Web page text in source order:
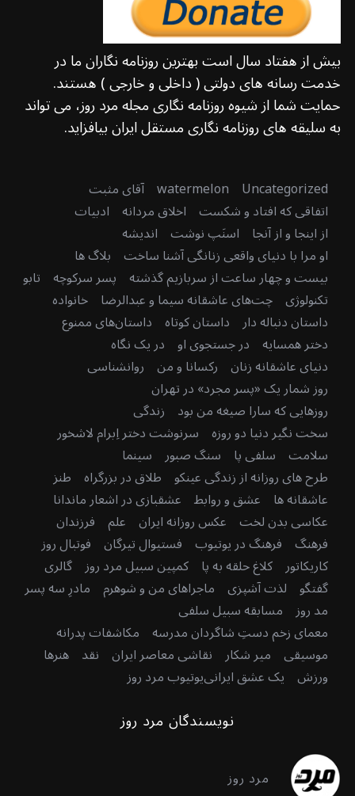
بیش از هفتاد سال است بهترین روزنامه نگاران ما در
خدمت رسانه های دولتی ( داخلی و خارجی ) هستند.
حمایت شما از شیوه روزنامه نگاری مجله مرد روز، می تواند
به سلیقه های روزنامه نگاری مستقل ایران بیافزاید.
Uncategorized
watermelon آقای مثبت
اتفاقی که افتاد و شکست اخلاق مردانه ادبیات
از اینجا و از آنجا اسنَپ نوشت اندیشه
او مرا با دنیای واقعی زنانگی آشنا ساخت بلاگ ها
بیست و چهار ساعت از سربازیم گذشته پسر سرکوچه تابو
تکنولوژی چت‌های عاشقانه سیما و عبدالرضا خانواده
داستان دنباله دار داستان کوتاه داستان‌های ممنوع
دختر همسایه در جستجوی او در یک نگاه
دنیای عاشقانه زنان رکسانا و من روانشناسی
روز شمار یک «پسر مجرد» در تهران
روزهایی که سارا صیغه من بود زندگی
سخت نگیر دنیا دو روزه سرنوشت دختر اِبرام لاشخور
سلامت سلفی پا سنگ صبور سینما
طرح های روزانه از زندگی عینکو طلاق در بزرگراه طنز
عاشقانه ها عشق و روابط عشقبازی در اشعار ماندانا
عکاسی بدن لخت عکس روزانه ایران علم فرزندان
فرهنگ فرهنگ در یوتیوب فستیوال تیرگان فوتبال روز
کاریکاتور کلاغ حلقه به پا کمپین سبیل مرد روز گالری
گفتگو لذت آشپزی ماجراهای من و شوهرم مادرِ سه پسر
مد روز مسابقه سبیل سلفی
معمای زخم دستِ شاگردان مدرسه مکاشفات پدرانه
موسیقی میر شکار نقاشی معاصر ایران نقد هنرها
ورزش یک عشق ایرانییوتیوب مرد روز
نویسندگان مرد روز
مرد روز